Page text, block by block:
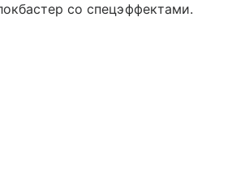
со спецэффектами.